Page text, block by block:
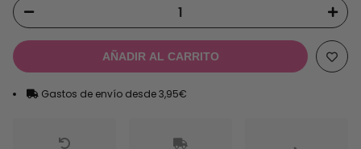
AÑADIR AL CARRITO
Gastos de envío desde 3,95€